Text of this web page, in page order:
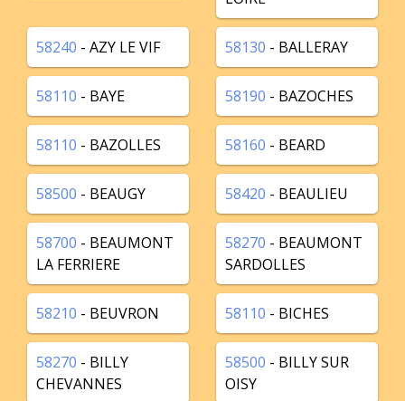
58240 - AZY LE VIF 58130 - BALLERAY
58110 - BAYE 58190 - BAZOCHES
58110 - BAZOLLES 58160 - BEARD
58500 - BEAUGY 58420 - BEAULIEU
58700 - BEAUMONT
LA FERRIERE
58270 - BEAUMONT
SARDOLLES
58210 - BEUVRON 58110 - BICHES
58270 - BILLY
CHEVANNES
58500 - BILLY SUR
OISY